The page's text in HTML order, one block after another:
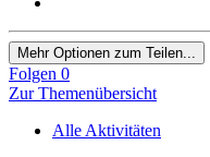
Mehr Optionen zum Teilen...
Folgen 0
Zur Themenübersicht
Alle Aktivitäten